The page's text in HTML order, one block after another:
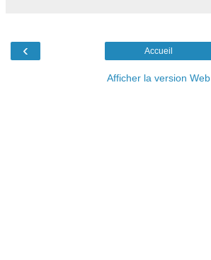
‹ Accueil
Afficher la version Web